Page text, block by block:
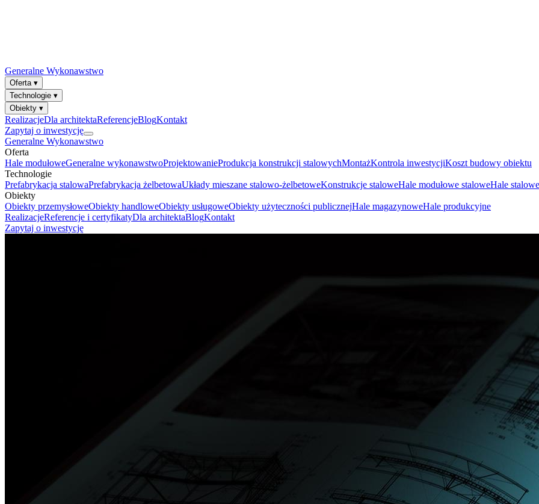
Generalne Wykonawstwo
Oferta ▾
Technologie ▾
Obiekty ▾
RealizacjeDla architektaReferencjeBlogKontakt
Zapytaj o inwestycję
Generalne Wykonawstwo
Oferta
Hale modułoweGeneralne wykonawstwoProjektowanieProdukcja konstrukcji stalowychMontażKontrola inwestycjiKoszt budowy obiektu
Technologie
Prefabrykacja stalowaPrefabrykacja żelbetowaUkłady mieszane stalowo-żelbetoweKonstrukcje staloweHale modułowe staloweHale stalowe
Obiekty
Obiekty przemysłoweObiekty handloweObiekty usługoweObiekty użyteczności publicznejHale magazynoweHale produkcyjne
RealizacjeReferencje i certyfikatyDla architektaBlogKontakt
Zapytaj o inwestycję